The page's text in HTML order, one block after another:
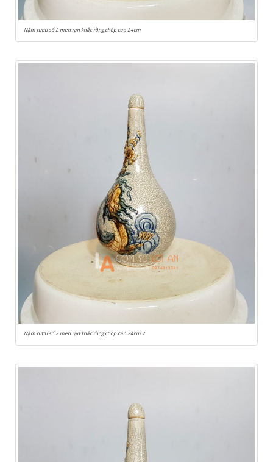
Nậm rượu số 2 men rạn khắc rồng chóp cao 24cm
Nậm rượu số 2 men rạn khắc rồng chóp cao 24cm 2